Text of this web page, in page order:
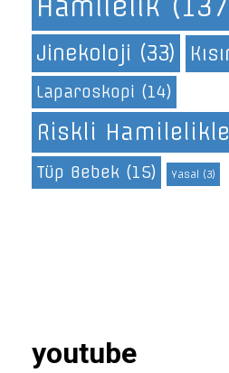
Hamilelik
Jinekoloji (33)
Laparoskopi (14)
Riskli
Tüp Bebek (15) Yasal (3)
youtube